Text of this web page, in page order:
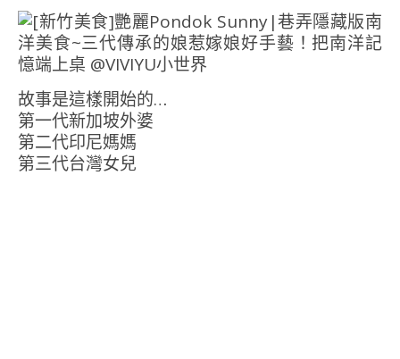
故事是這樣開始的…
第一代新加坡外婆
第二代印尼媽媽
第三代台灣女兒